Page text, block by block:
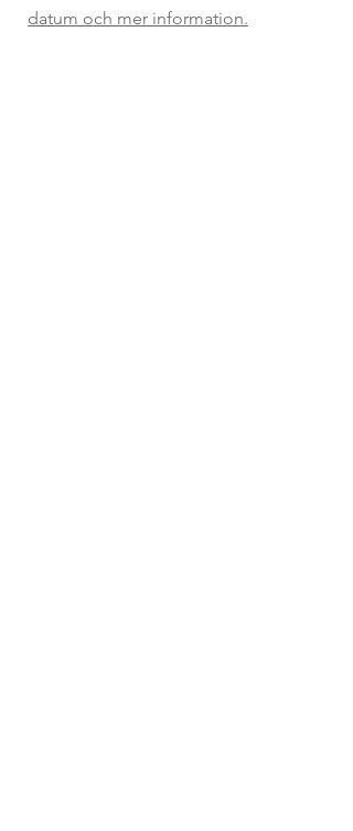
datum och mer information.